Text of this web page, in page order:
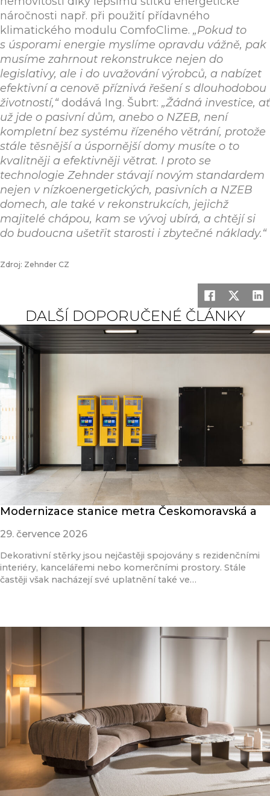
náročnosti např. při použití přídavného
klimatického modulu ComfoClime. „Pokud to
s úsporami energie myslíme opravdu vážně, pak
musíme zahrnout rekonstrukce nejen do
legislativy, ale i do uvažování výrobců, a nabízet
efektivní a cenově příznivá řešení s dlouhodobou
životností,“dodává Ing. Šubrt: „Žádná investice, ať
už jde o pasivní dům, anebo o NZEB, není
kompletní bez systému řízeného větrání, protože
stále těsnější a úspornější domy musíte o to
kvalitněji a efektivněji větrat. I proto se
technologie Zehnder stávají novým standardem
nejen v nízkoenergetických, pasivních a NZEB
domech, ale také v rekonstrukcích, jejichž
majitelé chápou, kam se vývoj ubírá, a chtějí si
do budoucna ušetřit starosti i zbytečné náklady.“
Zdroj: Zehnder CZ
DALŠÍ DOPORUČENÉ ČLÁNKY
Modernizace stanice metra Českomoravská a
29. července 2026
Dekorativní stěrky jsou nejčastěji spojovány s rezidenčními
interiéry, kancelářemi nebo komerčními prostory. Stále
častěji však nacházejí své uplatnění také ve…